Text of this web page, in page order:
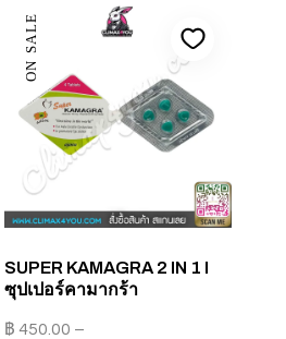
ON SALE
SUPER KAMAGRA 2 IN 1 I
ซุปเปอร์คามากร้า
฿ 450.00 –